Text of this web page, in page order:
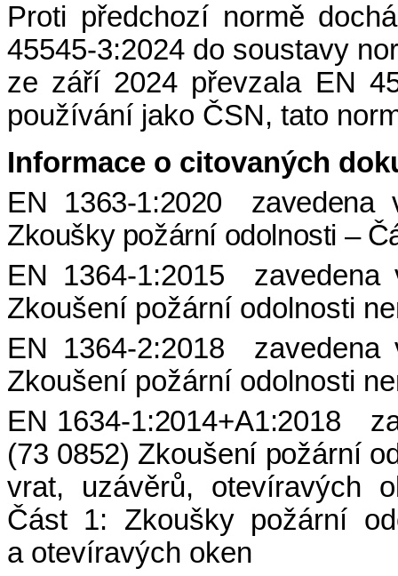
Proti předchozí normě
45545-3:2024 do soustavy
ze září 2024 převzala EN
používání jako ČSN, tato
Informace o citovaných
EN 1363-1:2020 zavedena
Zkoušky požární odolnosti –
EN 1364-1:2015 zavedena
Zkoušení požární odolnosti
EN 1364-2:2018 zavedena
Zkoušení požární odolnosti
EN 1634-1:2014+A1:2018
(73 0852) Zkoušení požární
vrat, uzávěrů, otevíravých
Část 1: Zkoušky požární
a otevíravých oken